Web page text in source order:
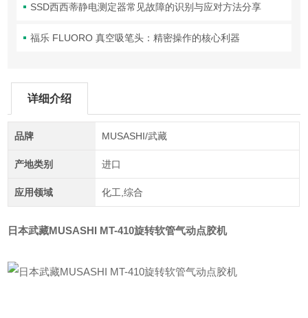
SSD西西蒂静电测定器常见故障的识别与应对方法分享
福乐 FLUORO 真空吸笔头：精密操作的核心利器
详细介绍
品牌 MUSASHI/武藏
产地类别 进口
应用领域 化工,综合
日本武藏MUSASHI MT-410旋转软管气动点胶机